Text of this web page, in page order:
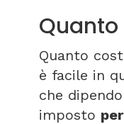
Quanto
è facile in
che
imposto